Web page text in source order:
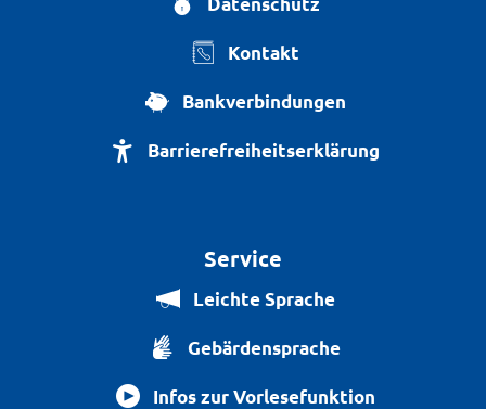
Kontakt
Bankverbindungen
Barrierefreiheitserklärung
Service
Leichte Sprache
Gebärdensprache
Infos zur Vorlesefunktion